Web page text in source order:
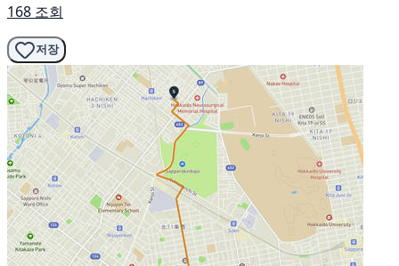
168 조회
저장